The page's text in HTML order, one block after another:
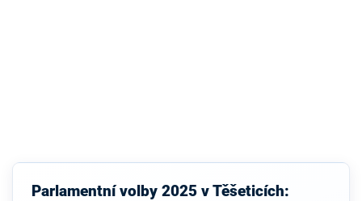
Parlamentní volby 2025 v Těšeticích: